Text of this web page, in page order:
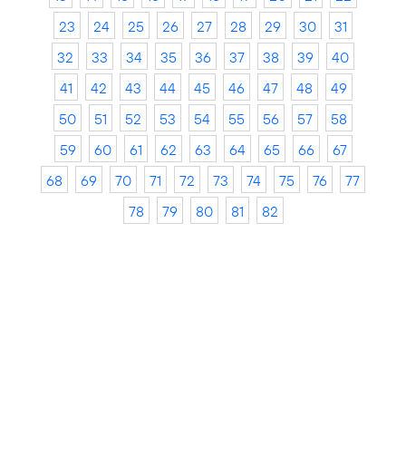
23
24 25 26 27 28 29 30
31
32
33 34 35 36 37 38 39
40
41
42 43 44 45 46 47 48
49
50
51 52 53 54 55 56 57
58
59
60 61 62 63 64 65 66
67
68
69 70 71 72 73 74 75 76
77
78
79 80 81 82